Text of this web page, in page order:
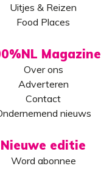
Uitjes & Reizen
Food Places
Magazine
Over ons
Adverteren
Contact
nieuws
Nieuwe editie
Word abonnee